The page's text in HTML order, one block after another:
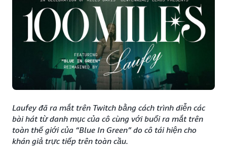
Laufey đã ra mắt trên Twitch bằng cách trình diễn các
bài hát từ danh mục của cô cùng với buổi ra mắt trên
toàn thế giới của “Blue In Green” do cô tái hiện cho
khán giả trực tiếp trên toàn cầu.